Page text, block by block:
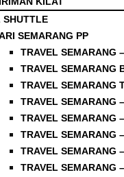
SHUTTLE
SEMARANG PP
TRAVEL SEMARANG
TRAVEL SEMARANG
TRAVEL SEMARANG
TRAVEL SEMARANG
TRAVEL SEMARANG
TRAVEL SEMARANG
TRAVEL SEMARANG
TRAVEL SEMARANG